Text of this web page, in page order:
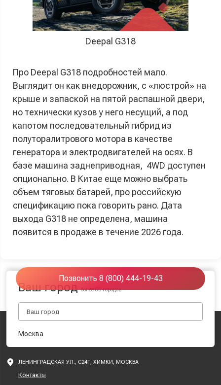
Deepal G318
Про Deepal G318 подробностей мало.
Выглядит он как внедорожник, с «люстрой» на
крыше и запаской на пятой распашной двери,
но технически кузов у него несущий, а под
капотом последовательный гибрид из
полуторалитрового мотора в качестве
генератора и электродвигателей на осях. В
базе машина заднеприводная, 4WD доступен
опционально. В Китае еще можно выбрать
объем тяговых батарей, про российскую
спецификацию пока говорить рано. Дата
выхода G318 не определена, машина
появится в продаже в течение 2026 года.
Позвонить 8 (800) 444-19-43
Ваш городболее 80 городов
Москва
ЛЕНИНГРАДСКАЯ УЛ., С24Г, ХИМКИ, МОСКВА
Контакты